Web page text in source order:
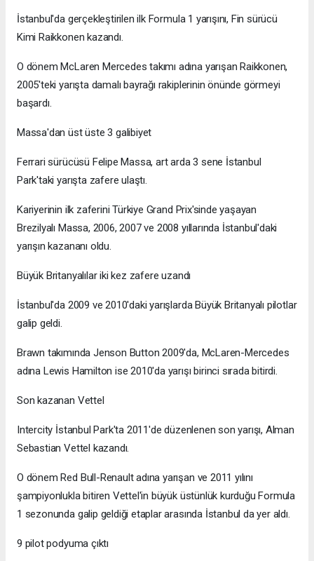
İstanbul'da gerçekleştirilen ilk Formula 1 yarışını, Fin sürücü
Kimi Raikkonen kazandı.
O dönem McLaren Mercedes takımı adına yarışan Raikkonen,
2005'teki yarışta damalı bayrağı rakiplerinin önünde görmeyi
başardı.
Massa'dan üst üste 3 galibiyet
Ferrari sürücüsü Felipe Massa, art arda 3 sene İstanbul
Park'taki yarışta zafere ulaştı.
Kariyerinin ilk zaferini Türkiye Grand Prix'sinde yaşayan
Brezilyalı Massa, 2006, 2007 ve 2008 yıllarında İstanbul'daki
yarışın kazananı oldu.
Büyük Britanyalılar iki kez zafere uzandı
İstanbul'da 2009 ve 2010'daki yarışlarda Büyük Britanyalı pilotlar
galip geldi.
Brawn takımında Jenson Button 2009'da, McLaren-Mercedes
adına Lewis Hamilton ise 2010'da yarışı birinci sırada bitirdi.
Son kazanan Vettel
Intercity İstanbul Park'ta 2011'de düzenlenen son yarışı, Alman
Sebastian Vettel kazandı.
O dönem Red Bull-Renault adına yarışan ve 2011 yılını
şampiyonlukla bitiren Vettel'in büyük üstünlük kurduğu Formula
1 sezonunda galip geldiği etaplar arasında İstanbul da yer aldı.
9 pilot podyuma çıktı